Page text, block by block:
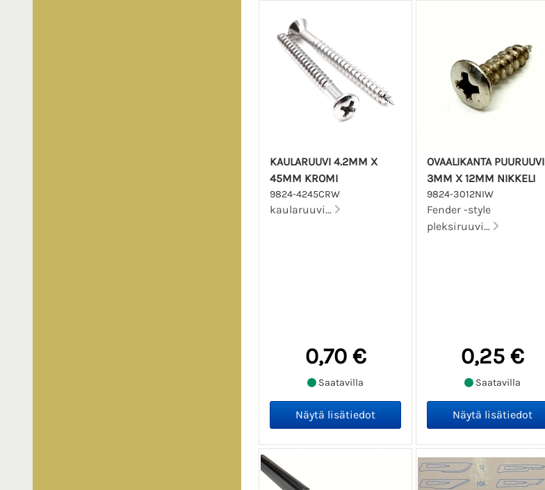
KAULARUUVI 4.2MM X
45MM KROMI
9824-4245CRW
kaularuuvi...
0,70 €
Saatavilla
OVAALIKANTA PUURUUVI
3MM X 12MM NIKKELI
9824-3012NIW
Fender -style
pleksiruuvi...
0,25 €
Saatavilla